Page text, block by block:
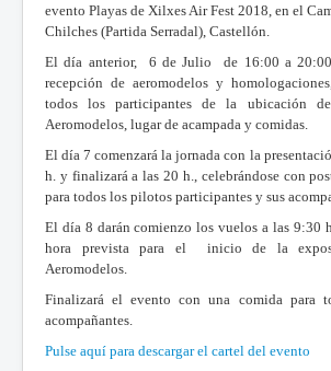
evento Playas de Xilxes Air Fest 2018, en el
Chilches (Partida Serradal), Castellón.
El día anterior, 6 de Julio de 16:00 a
recepción de aeromodelos y
todos los participantes de la ubicación
Aeromodelos, lugar de acampada y comidas.
El día 7 comenzará la jornada con la
h. y finalizará a las 20 h., celebrándose con
para todos los pilotos participantes y sus
El día 8 darán comienzo los vuelos a las 9:30
hora prevista para el inicio de la
Aeromodelos.
Finalizará el evento con una comida para
acompañantes.
Pulse aquí para descargar el cartel del evento